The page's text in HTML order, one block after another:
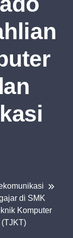
di SMK
Komputer